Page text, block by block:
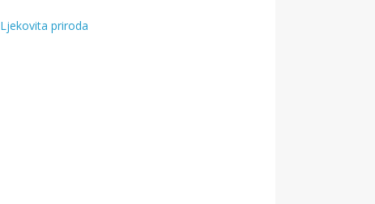
Ljekovita priroda